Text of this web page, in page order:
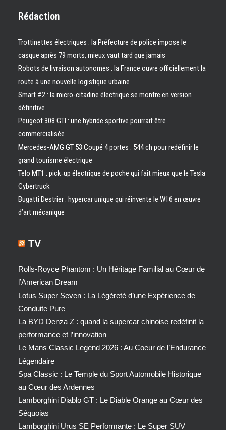
Rédaction
Trottinettes électriques : la Préfecture de police impose le
casque après 79 morts, mieux vaut tard que jamais
Robots de livraison autonomes : la France ouvre officiellement la
route à une nouvelle logistique urbaine
Smart #2 : la micro-citadine électrique se montre en version
définitive
Peugeot 308 GTI : une hybride sportive pourrait être
commercialisée
Mercedes-AMG GT 53 Coupé 4 portes : 544 ch pour redéfinir le
grand tourisme électrique
Telo MT1 : pick‑up électrique de poche qui fait mieux que le Tesla
Cybertruck
Bugatti Destrier : hypercar unique qui réinvente le W16 en œuvre
d’art mécanique
TV
Rolls-Royce Phantom : Un Héritage Familial au Cœur de
l’American Dream
Lotus Super Seven : La Légèreté d’une Expérience de
Conduite Pure
La BYD Denza Z : quand la supercar chinoise redéfinit la
performance et l’innovation
Le Mans Classic Legend 2026 : Au Coeur de l’Endurance
Légendaire
Spa Classic : Le Temple du Sport Automobile Historique
au Cœur des Ardennes
Lamborghini Diablo GT : Le Diable Orange au Cœur des
Séquoias
Lamborghini Urus SE Performante : Le Super SUV